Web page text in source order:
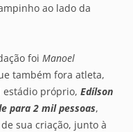
ao lado da
foi Manoel
também fora atleta,
próprio, Edílson
para 2 mil pessoas,
sua criação, junto à